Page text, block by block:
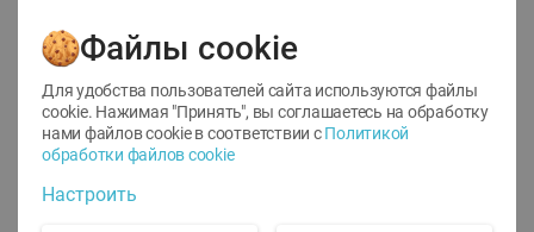
- 22
5.79
Файлы cookie
Для удобства пользователей сайта используются файлы
cookie. Нажимая "Принять", вы соглашаетесь на обработку
нами файлов cookie в соответствии с Политикой
обработки файлов cookie
Настроить